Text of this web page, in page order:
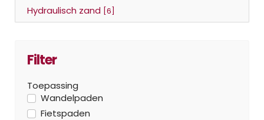
Hydraulisch zand [6]
Filter
Toepassing
Wandelpaden
Fietspaden